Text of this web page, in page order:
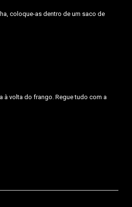
coloque-as dentro de um saco de
à volta do frango. Regue tudo com a